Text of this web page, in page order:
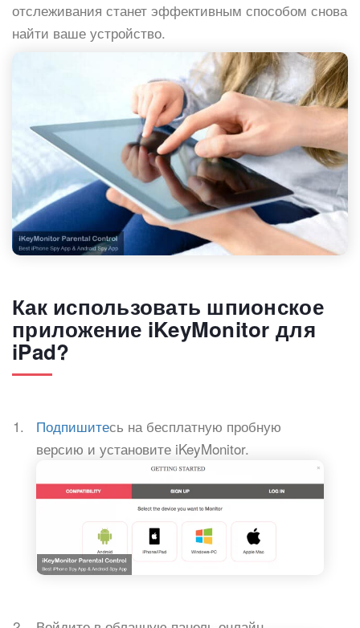
отслеживания станет эффективным способом снова
найти ваше устройство.
Как использовать шпионское
приложение iKeyMonitor для
iPad?
Подпишитесь на бесплатную пробную
версию и установите iKeyMonitor.